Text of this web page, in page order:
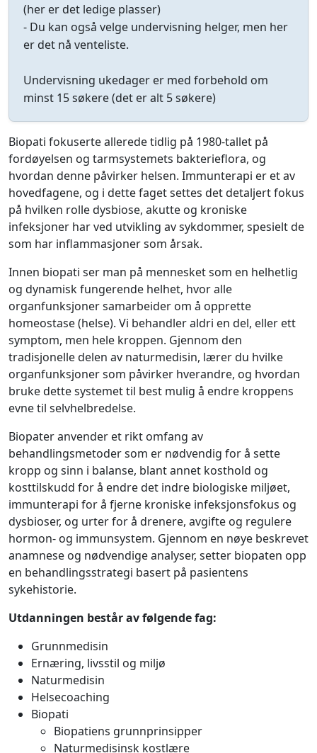
(her er det ledige plasser)
- Du kan også velge undervisning helger, men her
er det nå venteliste.
Undervisning ukedager er med forbehold om
minst 15 søkere (det er alt 5 søkere)
Biopati fokuserte allerede tidlig på 1980-tallet på
fordøyelsen og tarmsystemets bakterieflora, og
hvordan denne påvirker helsen. Immunterapi er et av
hovedfagene, og i dette faget settes det detaljert fokus
på hvilken rolle dysbiose, akutte og kroniske
infeksjoner har ved utvikling av sykdommer, spesielt de
som har inflammasjoner som årsak.
Innen biopati ser man på mennesket som en helhetlig
og dynamisk fungerende helhet, hvor alle
organfunksjoner samarbeider om å opprette
homeostase (helse). Vi behandler aldri en del, eller ett
symptom, men hele kroppen. Gjennom den
tradisjonelle delen av naturmedisin, lærer du hvilke
organfunksjoner som påvirker hverandre, og hvordan
bruke dette systemet til best mulig å endre kroppens
evne til selvhelbredelse.
Biopater anvender et rikt omfang av
behandlingsmetoder som er nødvendig for å sette
kropp og sinn i balanse, blant annet kosthold og
kosttilskudd for å endre det indre biologiske miljøet,
immunterapi for å fjerne kroniske infeksjonsfokus og
dysbioser, og urter for å drenere, avgifte og regulere
hormon- og immunsystem. Gjennom en nøye beskrevet
anamnese og nødvendige analyser, setter biopaten opp
en behandlingsstrategi basert på pasientens
sykehistorie.
Utdanningen består av følgende fag:
Grunnmedisin
Ernæring, livsstil og miljø
Naturmedisin
Helsecoaching
Biopati
Biopatiens grunnprinsipper
Naturmedisinsk kostlære